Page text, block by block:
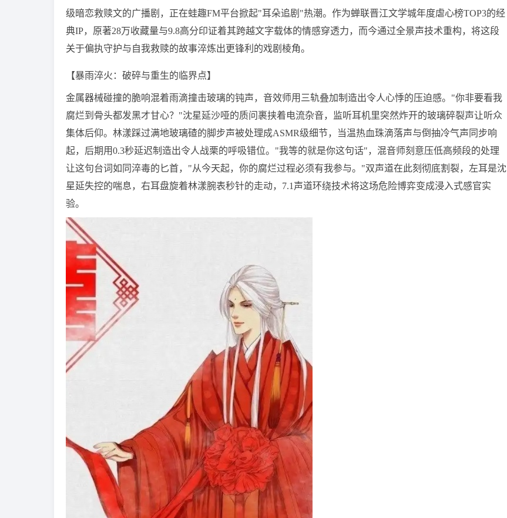
级暗恋救赎文的广播剧，正在蛙趣FM平台掀起"耳朵追剧"热潮。作为蝉联晋江文学城年度虐心榜TOP3的经
典IP，原著28万收藏量与9.8高分印证着其跨越文字载体的情感穿透力，而今通过全景声技术重构，将这段
关于偏执守护与自我救赎的故事淬炼出更锋利的戏剧棱角。
【暴雨淬火：破碎与重生的临界点】
金属器械碰撞的脆响混着雨滴撞击玻璃的钝声，音效师用三轨叠加制造出令人心悸的压迫感。"你非要看我
腐烂到骨头都发黑才甘心？"沈星延沙哑的质问裹挟着电流杂音，监听耳机里突然炸开的玻璃碎裂声让听众
集体后仰。林漾踩过满地玻璃碴的脚步声被处理成ASMR级细节，当温热血珠滴落声与倒抽冷气声同步响
起，后期用0.3秒延迟制造出令人战栗的呼吸错位。"我等的就是你这句话"，混音师刻意压低高频段的处理
让这句台词如同淬毒的匕首，"从今天起，你的腐烂过程必须有我参与。"双声道在此刻彻底割裂，左耳是沈
星延失控的喘息，右耳盘旋着林漾腕表秒针的走动，7.1声道环绕技术将这场危险博弈变成浸入式感官实
验。